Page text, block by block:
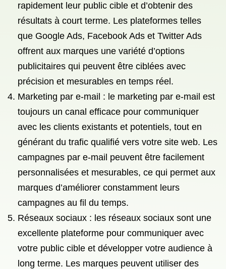
rapidement leur public cible et d’obtenir des
résultats à court terme. Les plateformes telles
que Google Ads, Facebook Ads et Twitter Ads
offrent aux marques une variété d’options
publicitaires qui peuvent être ciblées avec
précision et mesurables en temps réel.
Marketing par e-mail : le marketing par e-mail est
toujours un canal efficace pour communiquer
avec les clients existants et potentiels, tout en
générant du trafic qualifié vers votre site web. Les
campagnes par e-mail peuvent être facilement
personnalisées et mesurables, ce qui permet aux
marques d’améliorer constamment leurs
campagnes au fil du temps.
Réseaux sociaux : les réseaux sociaux sont une
excellente plateforme pour communiquer avec
votre public cible et développer votre audience à
long terme. Les marques peuvent utiliser des